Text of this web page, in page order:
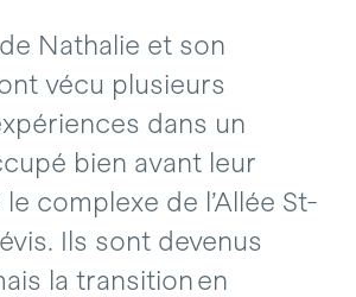
Nathalie et son
vécu plusieurs
dans un
bien avant leur
complexe de l’Allée St-
Ils sont devenus
la transition en